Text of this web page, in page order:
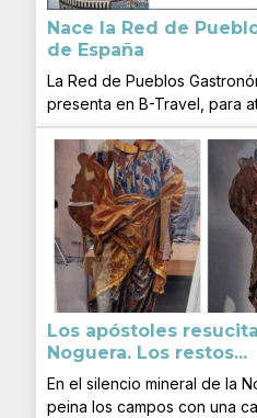
Nace la Red de
de España
La Red de Pueblos
presenta en B-Travel, para
Los apóstoles
Noguera. Los restos...
En el silencio mineral de la
peina los campos con una